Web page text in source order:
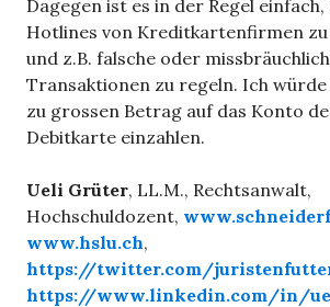
Dagegen ist es in der Regel
Hotlines von Kreditkartenfirmen
und z.B. falsche oder
Transaktionen zu regeln. Ich
zu grossen Betrag auf das Konto
Debitkarte einzahlen.
Ueli Grüter, LL.M., Rechtsanwalt,
Hochschuldozent,
www.hslu.ch,
https://twitter.com/
https://www.linkedin.com/in/